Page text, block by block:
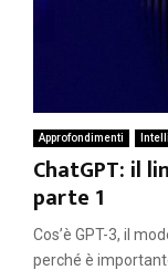
Approfondimenti
ChatGPT: il
parte 1
Cos’è GPT-3, il
perché è